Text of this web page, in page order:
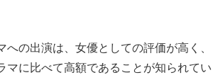
への出演は、女優としての評価が高く、
マに比べて高額であることが知られてい